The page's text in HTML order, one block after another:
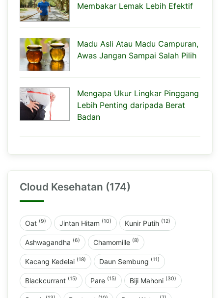
Membakar Lemak Lebih Efektif
Madu Asli Atau Madu Campuran,
Awas Jangan Sampai Salah Pilih
Mengapa Ukur Lingkar Pinggang
Lebih Penting daripada Berat
Badan
Cloud Kesehatan (174)
Oat (9) Jintan Hitam (10) Kunir Putih (12)
Ashwagandha (6) Chamomille (8)
Kacang Kedelai (18) Daun Sembung (11)
Blackcurrant (15) Pare (15) Biji Mahoni (30)